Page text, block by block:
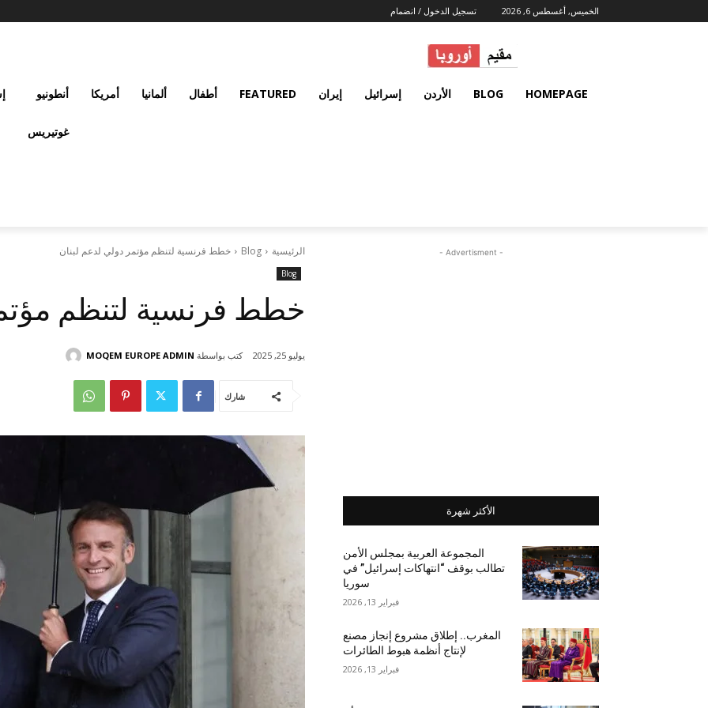
الخميس, أغسطس 6, 2026 تسجيل الدخول / انضمام
HOMEPAGE
BLOG الأردن إسرائيل إيران FEATURED أطفال ألمانيا أمريكا أنطونيو
غوتيريس
الرئيسية Blog خطط فرنسية لتنظم مؤتمر دولي لدعم لبنان
Blog
خطط فرنسية لتنظم
يوليو 25, 2025 كتب بواسطة MOQEM EUROPE ADMIN
شارك
- Advertisment -
الأكثر شهرة
المجموعة العربية بمجلس الأمن
تطالب بوقف “انتهاكات إسرائيل” في
سوريا
فبراير 13, 2026
المغرب.. إطلاق مشروع إنجاز مصنع
لإنتاج أنظمة هبوط الطائرات
فبراير 13, 2026